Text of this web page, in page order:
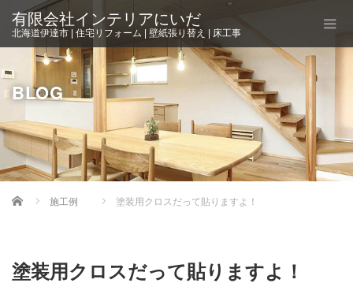
有限会社インテリアにいだ
北海道伊達市 | 住宅リフォーム | 壁紙張り替え | 床工事
BLOG
Home 施工例 塗装用クロスだって貼りますよ！
塗装用クロスだって貼りますよ！